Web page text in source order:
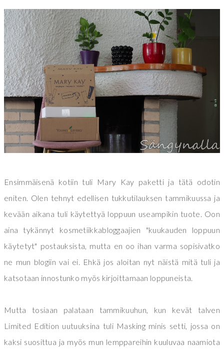
Ensimmäisenä kotiin tuli Mary Kay paketti ja tätä odotin
eniten. Olen tehnyt edellisen tukkutilauksen tammikuussa ja
kevään aikana tuli käytettyä loppuun useampikin tuote. Oon
aina tykännyt kosmetiikkabloggaajien "kuukauden loppuun
käytetyt" postauksista, mutta en oo ihan varma sopisivatko
ne mun blogiin vai ei. Ehkä jos aloitan nyt näistä mitä tuli ja
katsotaan innostunko myös kirjoittamaan loppuneista.
Mutta tosiaan palataan tammikuuhun, kun kevät talven
Limited Edition uutuuksina tuli Masking minis setti, jossa on
kaksi suosittua ja myös mun lemppareihin kuuluvaa naamiota